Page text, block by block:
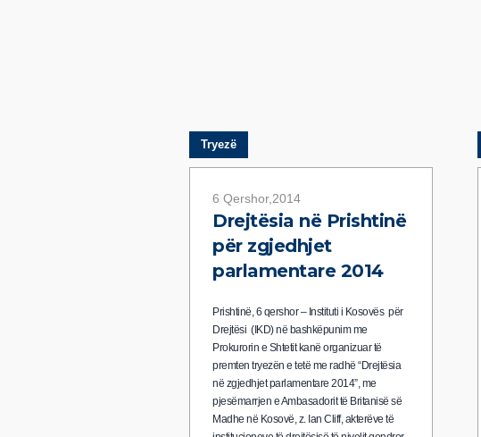
Tryezë
6 Qershor,2014
Drejtësia në Prishtinë
për zgjedhjet
parlamentare 2014
Prishtinë, 6 qershor – Instituti i Kosovës për
Drejtësi (IKD) në bashkëpunim me
Prokurorin e Shtetit kanë organizuar të
premten tryezën e tetë me radhë “Drejtësia
në zgjedhjet parlamentare 2014”, me
pjesëmarrjen e Ambasadorit të Britanisë së
Madhe në Kosovë, z. Ian Cliff, akterëve të